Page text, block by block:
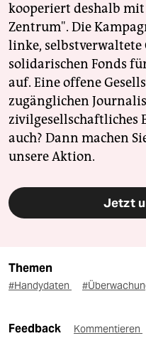
kooperiert deshalb
Zentrum". Die
linke,
solidarischen Fonds
auf. Eine offene
zugänglichen
zivilgesellschaftliches
auch? Dann machen
unsere Aktion.
Jetzt
Themen
#Handydaten
Feedback Kommentieren